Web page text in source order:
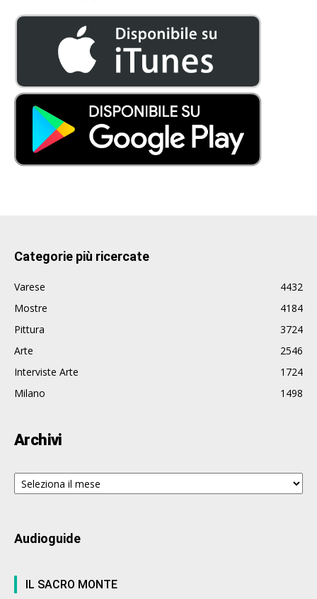
Categorie più ricercate
Varese
4432
Mostre
4184
Pittura
3724
Arte
2546
Interviste Arte
1724
Milano
1498
Archivi
Archivi
Audioguide
IL SACRO MONTE